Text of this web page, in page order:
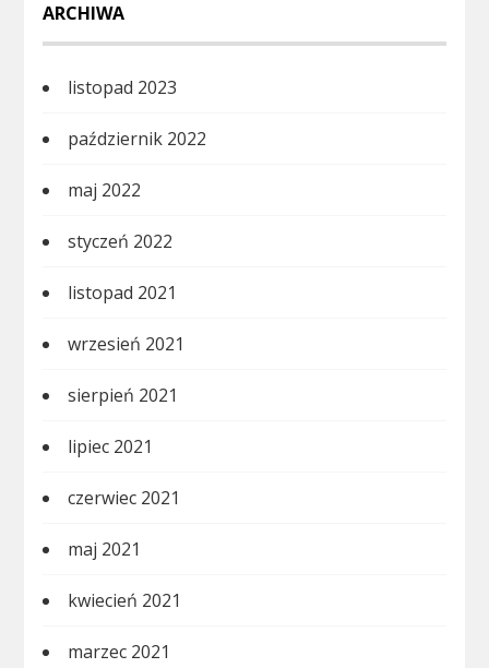
ARCHIWA
listopad 2023
październik 2022
maj 2022
styczeń 2022
listopad 2021
wrzesień 2021
sierpień 2021
lipiec 2021
czerwiec 2021
maj 2021
kwiecień 2021
marzec 2021